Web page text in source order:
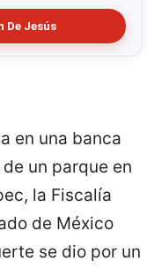
De Jesús
en una banca
un parque en
la Fiscalía
de México
se dio por un